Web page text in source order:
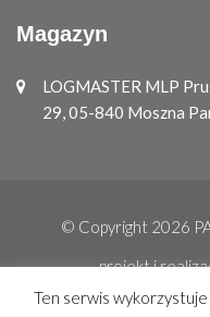
Magazyn
LOGMASTER MLP
29, 05-840 Moszna
© Copyright 2026
projekt i
Ten serwis